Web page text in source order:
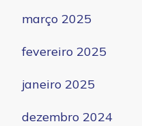
março 2025
fevereiro 2025
janeiro 2025
dezembro 2024